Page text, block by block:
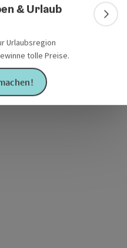
& Urlaub
Urlaubsregion
tolle Preise.